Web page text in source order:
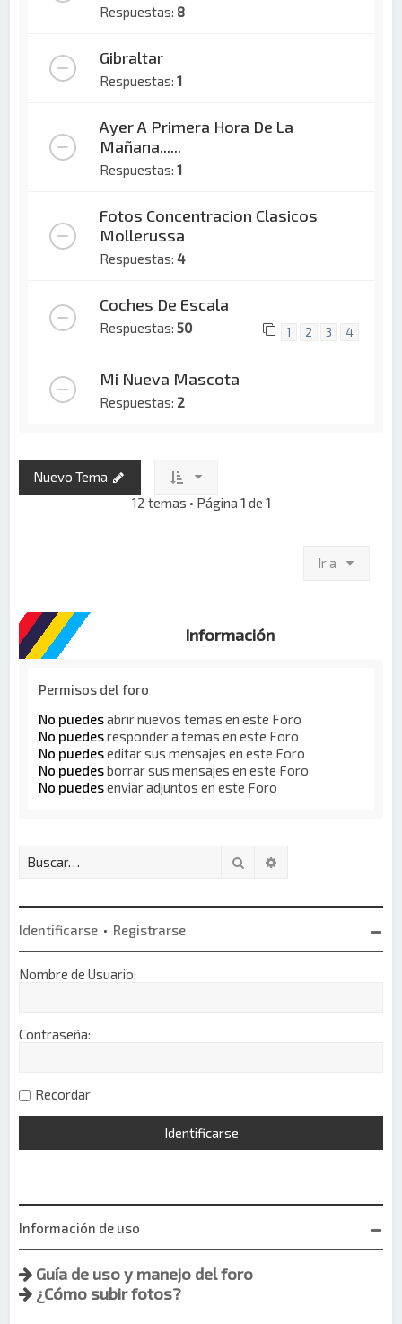
Respuestas: 8
Gibraltar
Respuestas:1
Ayer A Primera Hora De La
Mañana......
Respuestas:1
Fotos Concentracion Clasicos
Mollerussa
Respuestas:4
Coches De Escala
Respuestas:50 1 2 3 4
Mi Nueva Mascota
Respuestas: 2
Nuevo Tema
12 temas • Página 1 de 1
Ir a
Información
Permisos del foro
No puedesabrir nuevos temas en este Foro
No puedesresponder a temas en este Foro
No puedeseditar sus mensajes en este Foro
No puedesborrar sus mensajes en este Foro
No puedesenviar adjuntos en este Foro
Buscar
Identificarse • Registrarse
Nombre de Usuario:
Contraseña:
Recordar
Información de uso
Guía de uso y manejo del foro
¿Cómo subir fotos?